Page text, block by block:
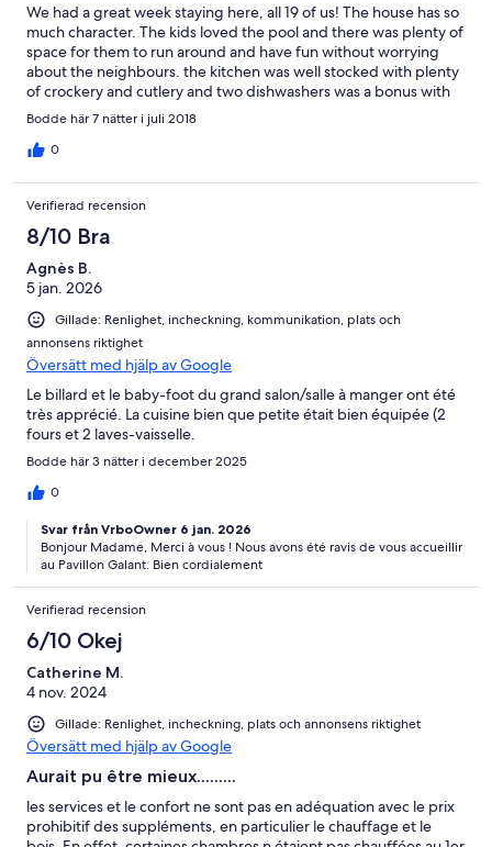
We had a great week staying here, all 19 of us! The house has so
much character. The kids loved the pool and there was plenty of
space for them to run around and have fun without worrying
about the neighbours. the kitchen was well stocked with plenty
of crockery and cutlery and two dishwashers was a bonus with
so many mouths to feed. I have already recommended it to
others who want to get away with friends or family.
Bodde här 7 nätter i juli 2018
0
Verifierad recension
8/10 Bra
Agnès B.
5 jan. 2026
Gillade: Renlighet, incheckning, kommunikation, plats och
annonsens riktighet
Översätt med hjälp av Google
Le billard et le baby-foot du grand salon/salle à manger ont été
très apprécié. La cuisine bien que petite était bien équipée (2
fours et 2 laves-vaisselle.
Bodde här 3 nätter i december 2025
0
Svar från VrboOwner 6 jan. 2026
Bonjour Madame, Merci à vous ! Nous avons été ravis de vous accueillir
au Pavillon Galant. Bien cordialement
Verifierad recension
6/10 Okej
Catherine M.
4 nov. 2024
Gillade: Renlighet, incheckning, plats och annonsens riktighet
Översätt med hjälp av Google
Aurait pu être mieux.........
les services et le confort ne sont pas en adéquation avec le prix
prohibitif des suppléments, en particulier le chauffage et le